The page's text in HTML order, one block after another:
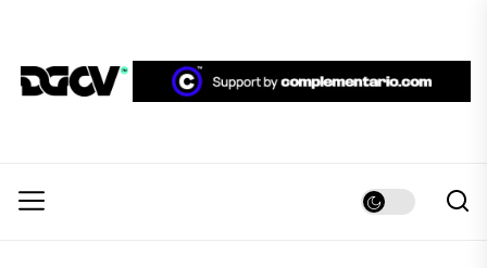
the
content
DGCV™